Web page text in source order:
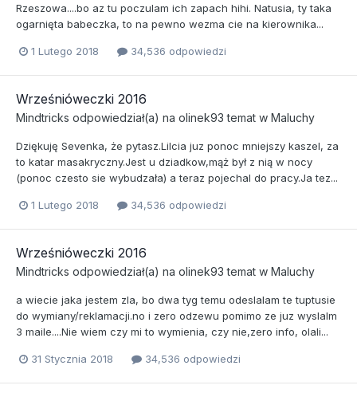
Rzeszowa....bo az tu poczulam ich zapach hihi. Natusia, ty taka
ogarnięta babeczka, to na pewno wezma cie na kierownika...
1 Lutego 2018 34,536 odpowiedzi
Wrześnióweczki 2016
Mindtricks odpowiedział(a) na olinek93 temat w Maluchy
Dziękuję Sevenka, że pytasz.Lilcia juz ponoc mniejszy kaszel, za
to katar masakryczny.Jest u dziadkow,mąż był z nią w nocy
(ponoc czesto sie wybudzała) a teraz pojechal do pracy.Ja tez...
1 Lutego 2018 34,536 odpowiedzi
Wrześnióweczki 2016
Mindtricks odpowiedział(a) na olinek93 temat w Maluchy
a wiecie jaka jestem zla, bo dwa tyg temu odeslalam te tuptusie
do wymiany/reklamacji.no i zero odzewu pomimo ze juz wyslalm
3 maile....Nie wiem czy mi to wymienia, czy nie,zero info, olali...
31 Stycznia 2018 34,536 odpowiedzi